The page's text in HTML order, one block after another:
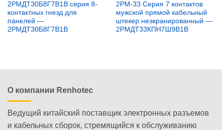
2РМДТ30Б8Г7В1В серия 8-
контактных гнезд для
панелей —
2РМДТ30Б8Г7В1В
2PM-33 Серия 7 контактов
мужской прямой кабельный
штекер неэкранированный —
2РМДТ33КПН7Ш9В1В
О компании Renhotec
Ведущий китайский поставщик электронных разъемов
и кабельных сборок, стремящийся к обслуживанию